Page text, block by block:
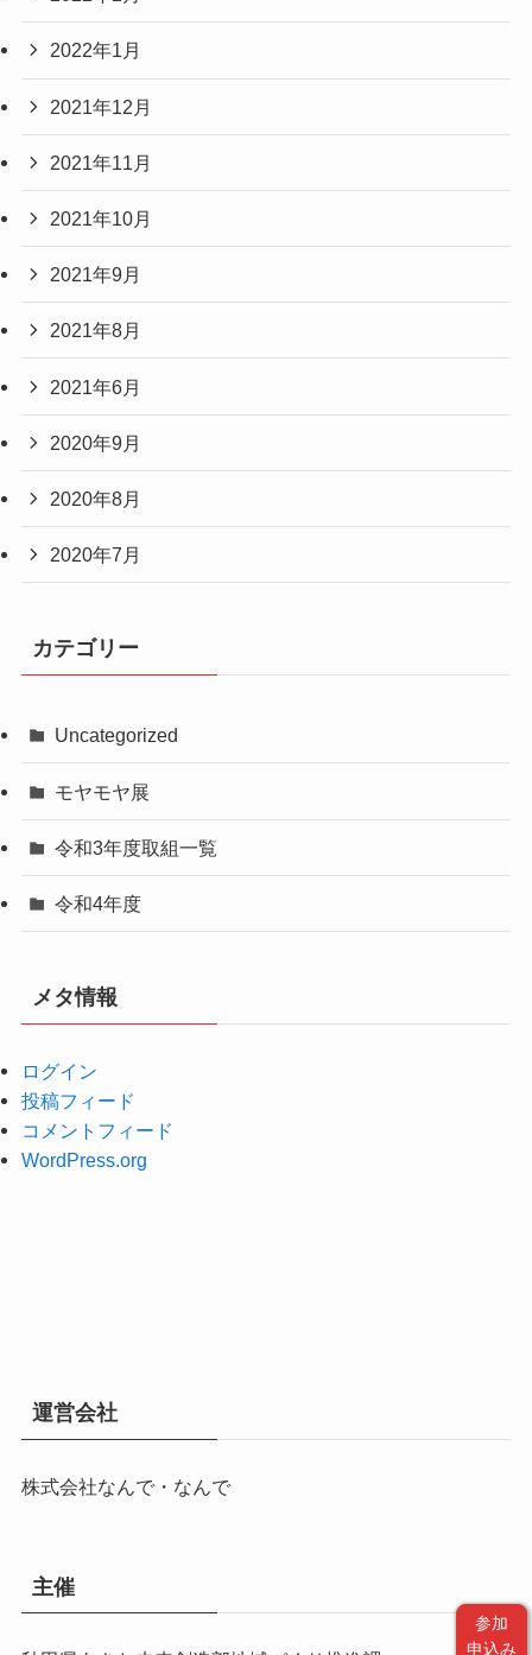
2022年1月
2021年12月
2021年11月
2021年10月
2021年9月
2021年8月
2021年6月
2020年9月
2020年8月
2020年7月
カテゴリー
Uncategorized
モヤモヤ展
令和3年度取組一覧
令和4年度
メタ情報
ログイン
投稿フィード
コメントフィード
WordPress.org
参加
申込み
運営会社
株式会社なんで・なんで
主催